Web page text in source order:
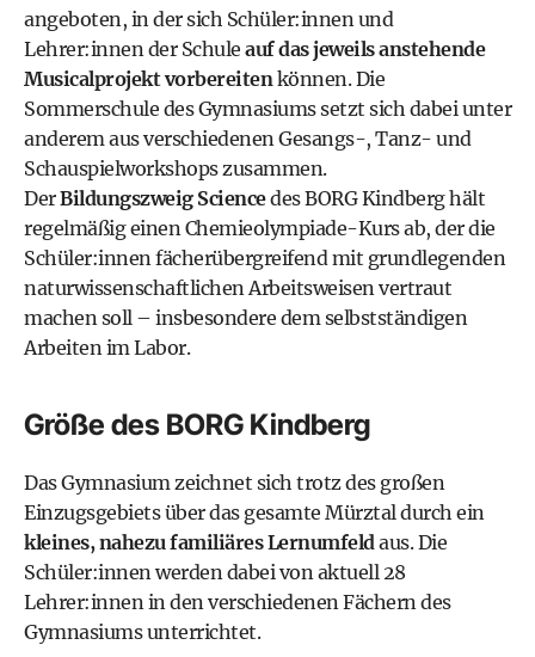
angeboten, in der sich Schüler:innen und
Lehrer:innen der Schule auf das jeweils anstehende
Musicalprojekt vorbereitenkönnen. Die
Sommerschule des Gymnasiums setzt sich dabei unter
anderem aus verschiedenen Gesangs-, Tanz- und
Schauspielworkshops zusammen.
DerBildungszweig Sciencedes BORG Kindberg hält
regelmäßig einenChemieolympiade-Kursab, der die
Schüler:innen fächerübergreifend mit grundlegenden
naturwissenschaftlichen Arbeitsweisen vertraut
machen soll – insbesondere dem selbstständigen
Arbeiten im Labor.
Größe des BORG Kindberg
Das Gymnasium zeichnet sich trotz des großen
Einzugsgebiets über das gesamte Mürztal durch ein
kleines, nahezu familiäres Lernumfeldaus. Die
Schüler:innen werden dabei von aktuell28
Lehrer:innenin den verschiedenen Fächern des
Gymnasiums unterrichtet.